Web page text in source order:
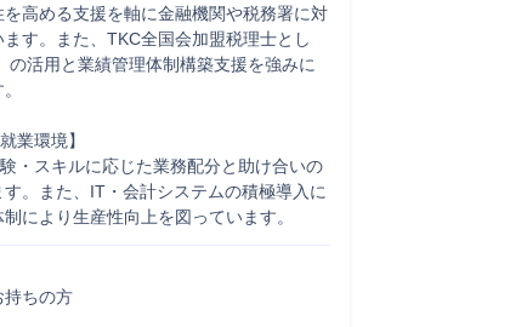
高める支援を軸に金融機関や税務署に対
す。また、TKC全国会加盟税理士とし
活用と業績管理体制構築支援を強みに
業環境】
・スキルに応じた業務配分と助け合いの
。また、IT・会計システムの積極導入に
により生産性向上を図っています。
持ちの方